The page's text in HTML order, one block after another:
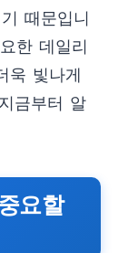
때문입니
한 데일리
욱 빛나게
금부터 알
요할